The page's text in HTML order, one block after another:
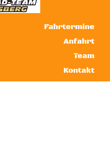
Fahrtermine
Anfahrt
Team
Kontakt